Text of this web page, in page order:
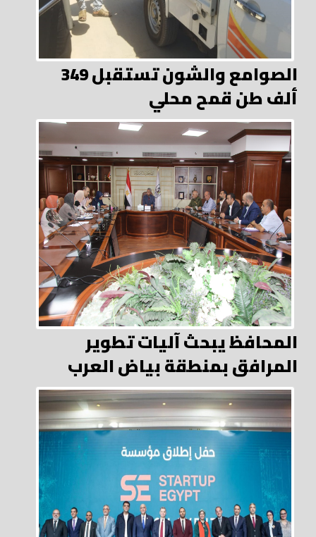
الصوامع والشون تستقبل 349
ألف طن قمح محلي
المحافظ يبحث آليات تطوير
المرافق بمنطقة بياض العرب